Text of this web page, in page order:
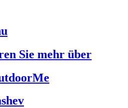
Sie mehr über